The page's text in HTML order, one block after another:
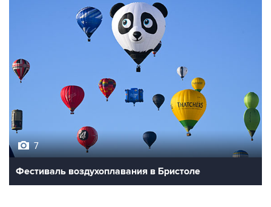
7
Фестиваль воздухоплавания в Бристоле